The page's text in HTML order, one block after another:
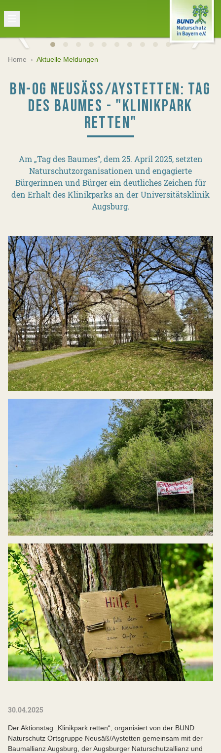
Home › Aktuelle Meldungen
BN-OG NEUSÄSS/AYSTETTEN: TAG D
ES BAUMES - "KLINIKPARK R
ETTEN"
Am „Tag des Baumes“, dem 25. April 2025, setzten
Naturschutzorganisationen und engagierte
Bürgerinnen und Bürger ein deutliches Zeichen für
den Erhalt des Klinikparks an der Universitätsklinik
Augsburg.
30.04.2025
Der Aktionstag „Klinikpark retten“, organisiert von der BUND
Naturschutz Ortsgruppe Neusäß/Aystetten gemeinsam mit der
Baumallianz Augsburg, der Augsburger Naturschutzallianz und